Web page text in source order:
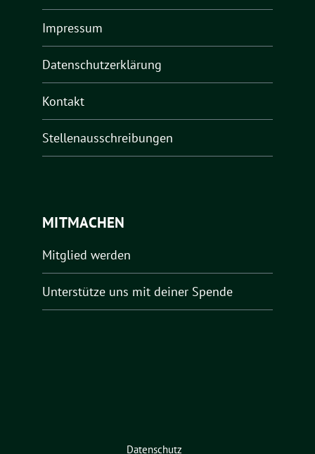
Impressum
Datenschutzerklärung
Kontakt
Stellenausschreibungen
MITMACHEN
Mitglied werden
Unterstütze uns mit deiner Spende
Datenschutz